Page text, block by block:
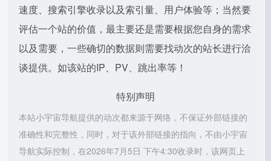
速度、搜索引擎收录以及索引量、用户体验等；当然要
评估一个站的价值，最主要还是需要根据您自身的需求
以及需要，一些确切的数据则需要找动次的站长进行洽
谈提供。如该站的IP、PV、跳出率等！
特别声明
本站小宇宙导航提供的动次都来源于网络，不保证外部链接的
准确性和完整性，同时，对于该外部链接的指向，不由小宇宙
导航实际控制，在2026年7月5日 下午4:30收录时，该网页上